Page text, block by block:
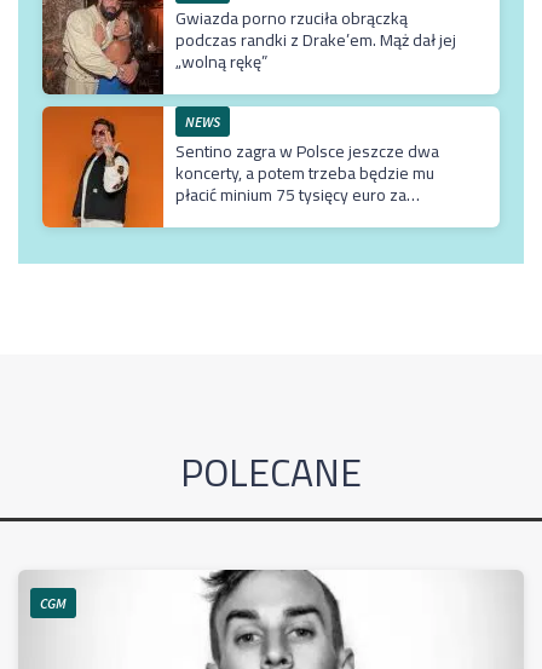
Gwiazda porno rzuciła obrączką
podczas randki z Drake’em. Mąż dał jej
„wolną rękę”
NEWS
Sentino zagra w Polsce jeszcze dwa
koncerty, a potem trzeba będzie mu
płacić minium 75 tysięcy euro za
POLECANE
CGM